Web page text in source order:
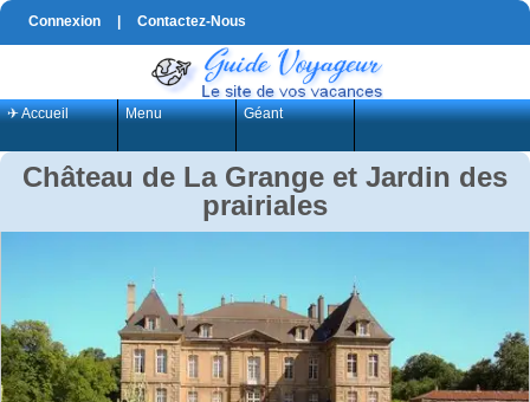
Connexion Contactez-Nous
✈ Accueil Menu Géant
Château de La Grange et Jardin des
prairiales